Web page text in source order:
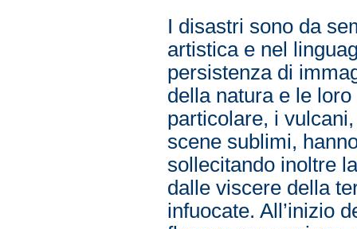
I disastri sono da
artistica e nel
persistenza di
della natura e le
particolare, i
scene sublimi,
sollecitando inoltre
dalle viscere della
infuocate. All’inizio